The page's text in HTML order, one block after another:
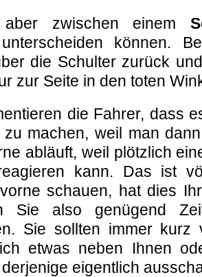
zwischen einem
unterscheiden können.
die Schulter zurück
zur Seite in den toten
die Fahrer, dass
zu machen, weil man
abläuft, weil plötzlich
kann. Das ist
schauen, hat dies
Sie also genügend
Sie sollten immer kurz
etwas neben Ihnen
eigentlich